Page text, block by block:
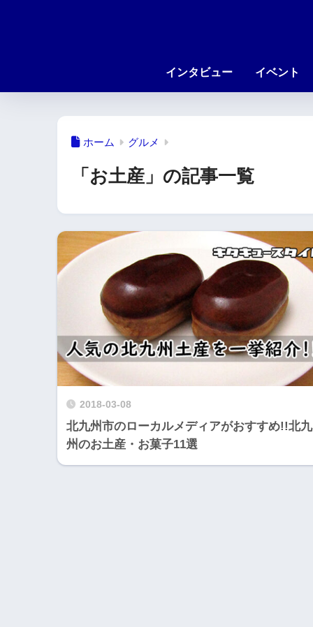
インタビュー イベント
ホーム グルメ
「お土産」の記事一覧
2018-03-08
北九州市のローカルメディアがおすすめ!!北九
州のお土産・お菓子11選